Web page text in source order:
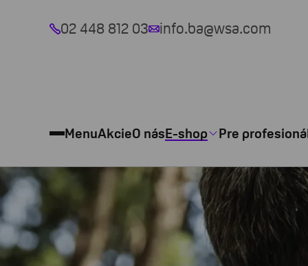
02 448 812 03 info.ba@wsa.com
MenuAkcieO násE-shop Pre